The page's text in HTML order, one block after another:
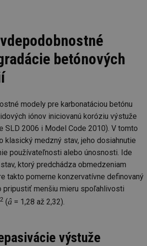
betónových
modely pre karbonatáciou betónu
iónov iniciovanú koróziu výstuže
SLD 2006 i Model Code 2010). V tomto
klasický medzný stav, jeho dosiahnutie
používateľnosti alebo únosnosti. Ide
ktorý predchádza obmedzeniam
takto pomerne konzervatívne definovaný
pripustiť menšiu mieru spoľahlivosti
(â = 1,28 až 2,32).
výstuže